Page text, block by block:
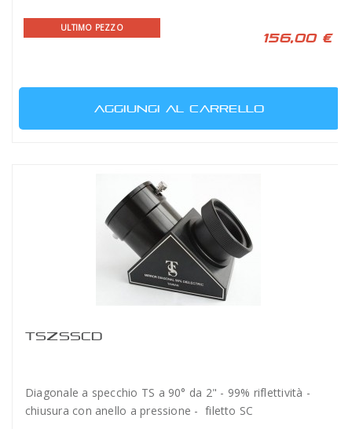
ULTIMO PEZZO
156,00 €
AGGIUNGI AL CARRELLO
TSZSSCD
Diagonale a specchio TS a 90° da 2" - 99% riflettività -
chiusura con anello a pressione - filetto SC